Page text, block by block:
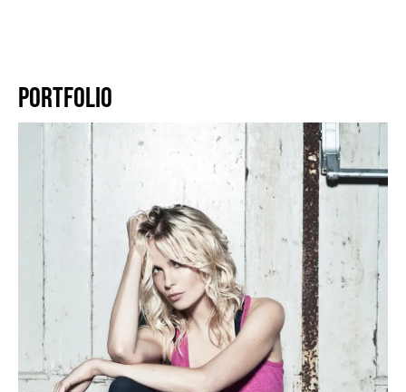
PORTFOLIO